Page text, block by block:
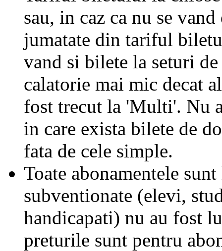
sau, in caz ca nu se
jumatate din tariful
vand si bilete la seturi
calatorie mai mic decat
fost trecut la 'Multi'. Nu
in care exista bilete de
fata de cele simple.
Toate abonamentele
subventionate (elevi,
handicapati) nu au fost
preturile sunt pentru